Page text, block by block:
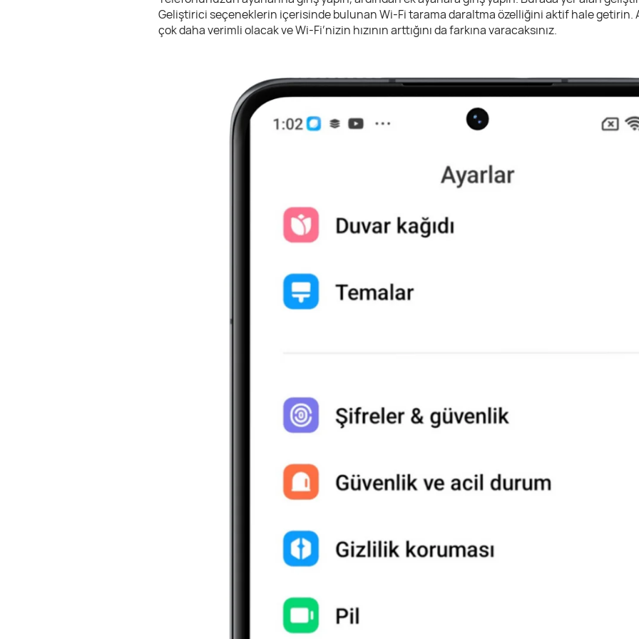
Geliştirici seçeneklerin içerisinde bulunan Wi-Fi tarama daraltma özelliğini aktif hale getirin.
çok daha verimli olacak ve Wi-Fi’nizin hızının arttığını da farkına varacaksınız.